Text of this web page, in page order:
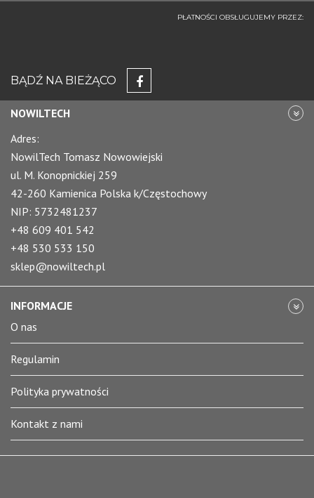
PŁATNOŚCI OBSŁUGUJEMY PRZEZ:
BĄDŹ NA BIEŻĄCO
NOWILTECH
Adres:
NowilTech Tomasz Nowowiejski
ul. M. Konopnickiej 259
42-260 Kamienica Polska k/Częstochowy
NIP: 5732481237
+48 609 401 542
+48 530 533 150
sklep@nowiltech.pl
INFORMACJE
O nas
Regulamin
Polityka prywatności
Kontakt z nami